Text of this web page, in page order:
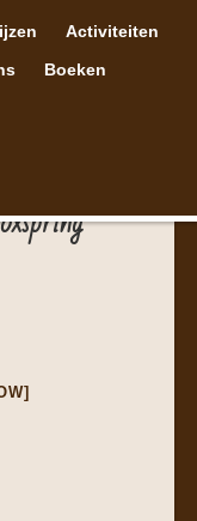
Activiteiten
Boeken